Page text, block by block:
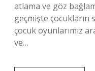
atlama ve göz
geçmişte çocukların
çocuk oyunlarımız
ve…